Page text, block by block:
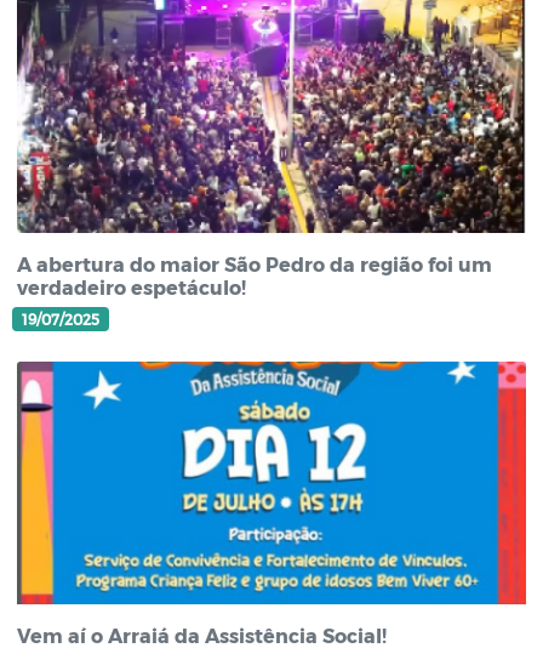
A abertura do maior São Pedro da região foi um
verdadeiro espetáculo!
19/07/2025
Vem aí o Arraiá da Assistência Social!